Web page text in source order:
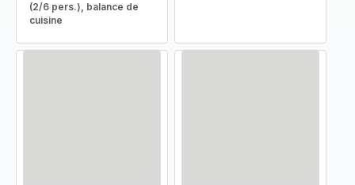
(2/6 pers.), balance de
cuisine